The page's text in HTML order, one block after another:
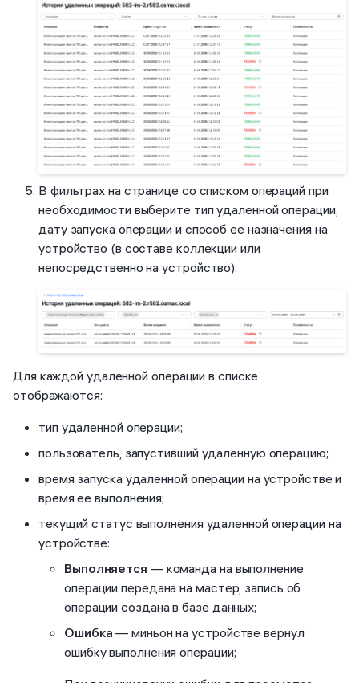
В фильтрах на странице со списком операций при
необходимости выберите тип удаленной операции,
дату запуска операции и способ ее назначения на
устройство (в составе коллекции или
непосредственно на устройство):
Для каждой удаленной операции в списке
отображаются:
тип удаленной операции;
пользователь, запустивший удаленную операцию;
время запуска удаленной операции на устройстве и
время ее выполнения;
текущий статус выполнения удаленной операции на
устройстве:
Выполняется — команда на выполнение
операции передана на мастер, запись об
операции создана в базе данных;
Ошибка — миньон на устройстве вернул
ошибку выполнения операции;